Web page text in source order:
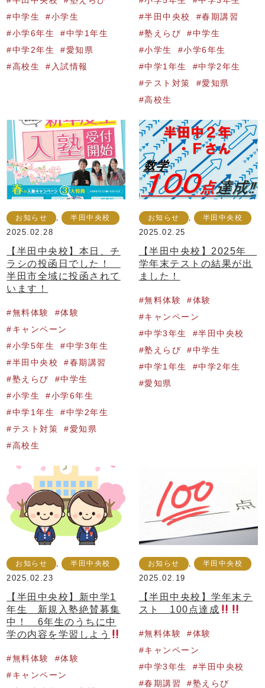
中学生
小学生
小学6年生
中学1年生
中学2年生
愛知県
高校生
入試情報
半田中央校
春期講習
塾えらび
中学生
小学生
小学6年生
中学1年生
中学2年生
テスト対策
愛知県
高校生
お知らせ , 半田中央校
2025.02.28
【半田中央校】本日、チ
ラシの投函日でした！
半田市全域に投函されて
います！
無料体験
体験
キャンペーン
小学5年生
中学3年生
半田中央校
春期講習
塾えらび
中学生
小学生
小学6年生
中学1年生
中学2年生
テスト対策
愛知県
高校生
お知らせ , 半田中央校
2025.02.25
【半田中央校】2025年
学年末テストの結果が出
ました！
無料体験
体験
キャンペーン
中学3年生
半田中央校
塾えらび
中学生
中学1年生
中学2年生
愛知県
お知らせ , 半田中央校
2025.02.23
【半田中央校】新中学1
年生 新規入塾絶賛募集
中！ 6年生のうちに中
学の内容を学習しよう
無料体験
体験
キャンペーン
お知らせ , 半田中央校
2025.02.19
【半田中央校】学年末テ
スト 100点達成
無料体験
体験
キャンペーン
中学3年生
半田中央校
春期講習
塾えらび